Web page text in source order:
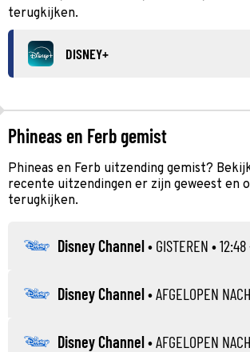
terugkijken.
DISNEY+
Phineas en Ferb gemist
Phineas en Ferb uitzending gemist?
recente uitzendingen er zijn geweest en
terugkijken.
Disney Channel• GISTEREN •
Disney Channel•AFGELOPEN
Disney Channel•AFGELOPEN